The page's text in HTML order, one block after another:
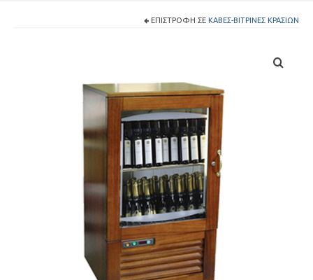
ΕΠΙΣΤΡΟΦΉ ΣΕ ΚΆΒΕΣ-ΒΙΤΡΊΝΕΣ ΚΡΑΣΙΏΝ